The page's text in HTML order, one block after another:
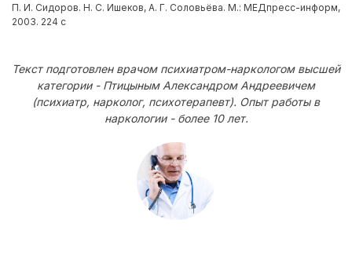
П. И. Сидоров. Н. С. Ишеков, А. Г. Соловьёва. М.: МЕДпресс-информ,
2003. 224 с
Текст подготовлен врачом психиатром-наркологом высшей
категории - Птицыным Александром Андреевичем
(психиатр, нарколог, психотерапевт). Опыт работы в
наркологии - более 10 лет.